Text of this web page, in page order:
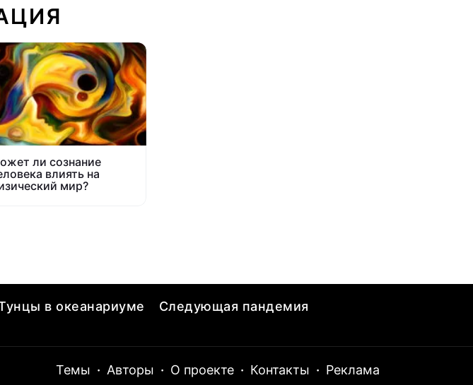
ли сознание
влиять на
мир?
в океанариуме
Следующая пандемия
Темы · Авторы · О проекте · Контакты · Реклама